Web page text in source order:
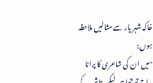
خاکہ شہریار سے مثالیں ملاحظہ
ہوں:
"میں ان کی شاعری کا پرانا